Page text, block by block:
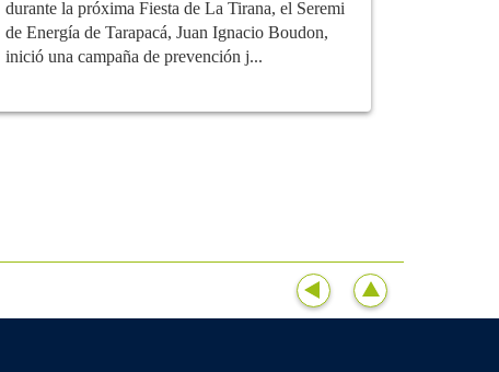
durante la próxima Fiesta de La Tirana, el Seremi
de Energía de Tarapacá, Juan Ignacio Boudon,
inició una campaña de prevención j...